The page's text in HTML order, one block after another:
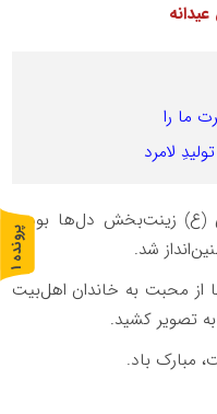
ما را
لامرد
(ع) زینت‌بخش دل‌ها بود و
شد.
از محبت به خاندان اهل‌بیت
به تصویر کشید.
مبارک باد.
پ
ر
و
ن
د
ه
1